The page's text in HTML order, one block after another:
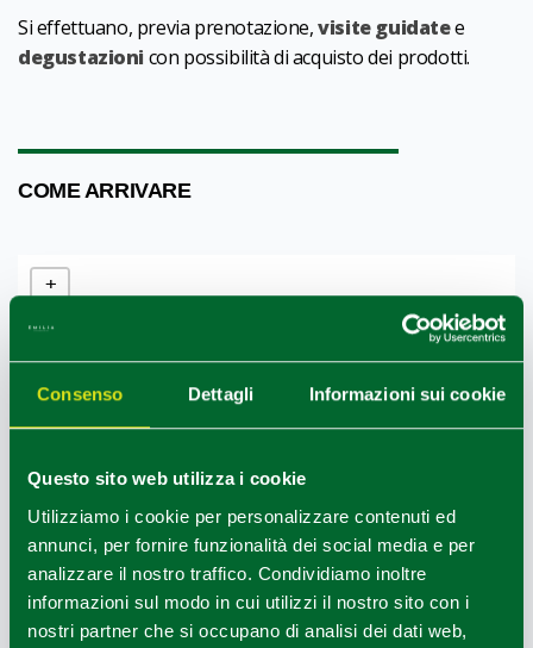
Consenso Dettagli Informazioni sui cookie
Questo sito web utilizza i cookie
Utilizziamo i cookie per personalizzare contenuti ed
annunci, per fornire funzionalità dei social media e per
analizzare il nostro traffico. Condividiamo inoltre
informazioni sul modo in cui utilizzi il nostro sito con i
nostri partner che si occupano di analisi dei dati web,
Si effettuano, previa prenotazione,visite guidatee
degustazioni con possibilità di acquisto dei prodotti.
COME ARRIVARE
+